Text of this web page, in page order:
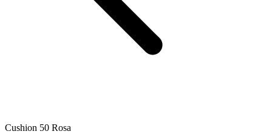
Cushion 50 Rosa